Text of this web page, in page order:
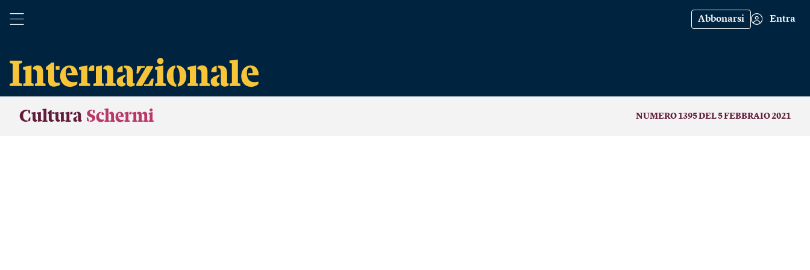
Abbonarsi Entra
Cultura Schermi NUMERO 1395 DEL 5 FEBBRAIO 2021